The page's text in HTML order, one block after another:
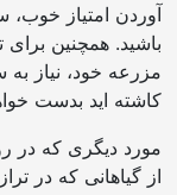
آوردن امتیاز
باشید. همچنین برای
مزرعه خود، نیاز
کاشته اید بدست
مورد دیگری که در
از گیاهانی که در